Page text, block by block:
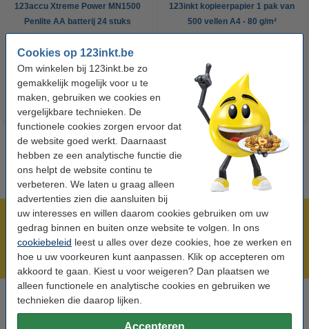
Cookies op 123inkt.be
Om winkelen bij 123inkt.be zo
gemakkelijk mogelijk voor u te
maken, gebruiken we cookies en
vergelijkbare technieken. De
functionele cookies zorgen ervoor dat
de website goed werkt. Daarnaast
hebben ze een analytische functie die
ons helpt de website continu te
verbeteren. We laten u graag alleen
advertenties zien die aansluiten bij
uw interesses en willen daarom cookies gebruiken om uw
gedrag binnen en buiten onze website te volgen. In ons
cookiebeleid leest u alles over deze cookies, hoe ze werken en
hoe u uw voorkeuren kunt aanpassen. Klik op accepteren om
akkoord te gaan. Kiest u voor weigeren? Dan plaatsen we
alleen functionele en analytische cookies en gebruiken we
technieken die daarop lijken.
Accepteren
123accu Xtreme Power MN1500
Penlite AA batterij 24 stuks
€ 14,95 Incl. 21% btw
123inkt kopieerpapier 1 pak van
500 vellen A4 - 80 g/m²
Meer dan 5 miljoen klanten!
Voor 22.00 uur besteld, morgen in huis!
Laagsteprijsgarantie!
Hulp nodig? Bel ons op +32 (0)9 39 64 123
Op werkdagen van 8.30 tot 17 uur